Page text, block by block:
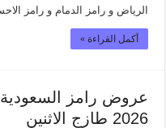
الرياض و رامز الدمام و رامز
أكمل القراءة »
2026 طازج الاثنين